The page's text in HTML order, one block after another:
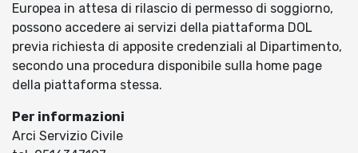
Europea in attesa di rilascio di permesso di soggiorno,
possono accedere ai servizi della piattaforma DOL
previa richiesta di apposite credenziali al Dipartimento,
secondo una procedura disponibile sulla home page
della piattaforma stessa.
Per informazioni
Arci Servizio Civile